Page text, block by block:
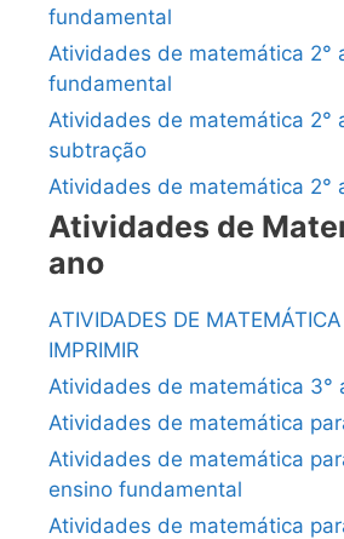
fundamental
Atividades de matemática 2°
fundamental
Atividades de matemática 2°
subtração
Atividades de matemática 2°
Atividades de
ano
ATIVIDADES DE
IMPRIMIR
Atividades de matemática 3°
Atividades de matemática
Atividades de matemática
ensino fundamental
Atividades de matemática